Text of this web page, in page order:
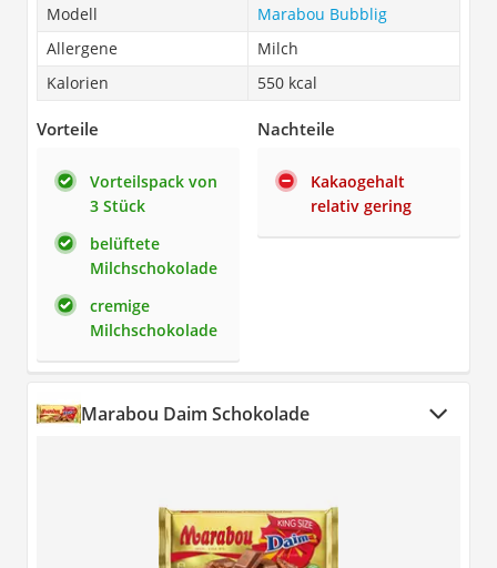
Modell
Marabou Bubblig
Allergene
Milch
Kalorien
550 kcal
Vorteile
Vorteilspack von
3 Stück
belüftete
Milchschokolade
cremige
Milchschokolade
Nachteile
Kakaogehalt
relativ gering
Marabou Daim Schokolade